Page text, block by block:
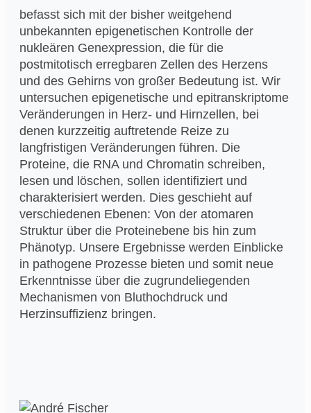
befasst sich mit der bisher weitgehend
unbekannten epigenetischen Kontrolle der
nukleären Genexpression, die für die
postmitotisch erregbaren Zellen des Herzens
und des Gehirns von großer Bedeutung ist. Wir
untersuchen epigenetische und epitranskriptome
Veränderungen in Herz- und Hirnzellen, bei
denen kurzzeitig auftretende Reize zu
langfristigen Veränderungen führen. Die
Proteine, die RNA und Chromatin schreiben,
lesen und löschen, sollen identifiziert und
charakterisiert werden. Dies geschieht auf
verschiedenen Ebenen: Von der atomaren
Struktur über die Proteinebene bis hin zum
Phänotyp. Unsere Ergebnisse werden Einblicke
in pathogene Prozesse bieten und somit neue
Erkenntnisse über die zugrundeliegenden
Mechanismen von Bluthochdruck und
Herzinsuffizienz bringen.